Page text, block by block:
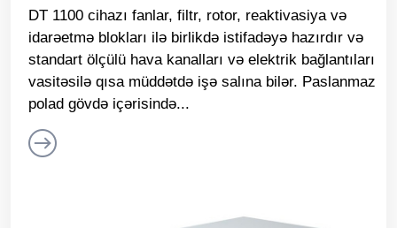
DT 1100 cihazı fanlar, filtr, rotor, reaktivasiya və
idarəetmə blokları ilə birlikdə istifadəyə hazırdır və
standart ölçülü hava kanalları və elektrik bağlantıları
vasitəsilə qısa müddətdə işə salına bilər. Paslanmaz
polad gövdə içərisində...